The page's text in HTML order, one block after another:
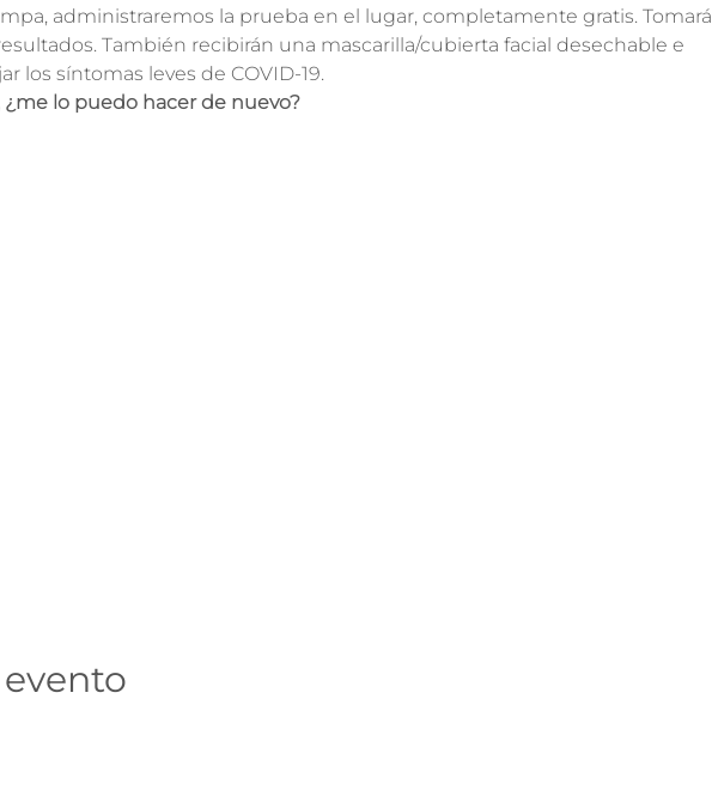
administraremos la prueba en el lugar, completamente gratis. Tomará
También recibirán una mascarilla/cubierta facial desechable e
los síntomas leves de COVID-19.
lo puedo hacer de nuevo?